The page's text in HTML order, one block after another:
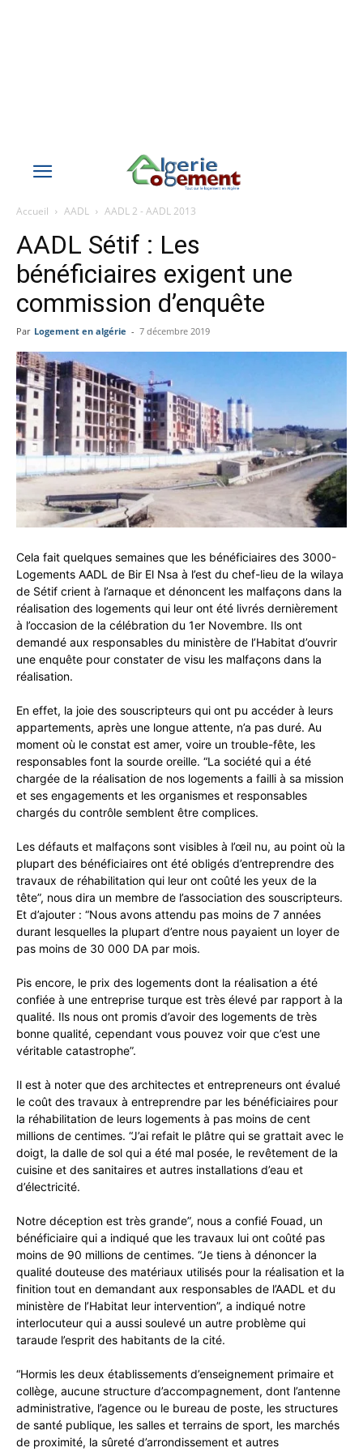
Accueil AADL AADL 2 - AADL 2013
AADL Sétif : Les
bénéficiaires exigent une
commission d’enquête
Par Logement en algérie - 7 décembre 2019
Cela fait quelques semaines que les bénéficiaires des 3000-
Logements AADL de Bir El Nsa à l’est du chef-lieu de la wilaya
de Sétif crient à l’arnaque et dénoncent les malfaçons dans la
réalisation des logements qui leur ont été livrés dernièrement
à l’occasion de la célébration du 1er Novembre. Ils ont
demandé aux responsables du ministère de l’Habitat d’ouvrir
une enquête pour constater de visu les malfaçons dans la
réalisation.
En effet, la joie des souscripteurs qui ont pu accéder à leurs
appartements, après une longue attente, n’a pas duré. Au
moment où le constat est amer, voire un trouble-fête, les
responsables font la sourde oreille. “La société qui a été
chargée de la réalisation de nos logements a failli à sa mission
et ses engagements et les organismes et responsables
chargés du contrôle semblent être complices.
Les défauts et malfaçons sont visibles à l’œil nu, au point où la
plupart des bénéficiaires ont été obligés d’entreprendre des
travaux de réhabilitation qui leur ont coûté les yeux de la
tête”, nous dira un membre de l’association des souscripteurs.
Et d’ajouter : “Nous avons attendu pas moins de 7 années
durant lesquelles la plupart d’entre nous payaient un loyer de
pas moins de 30 000 DA par mois.
Pis encore, le prix des logements dont la réalisation a été
confiée à une entreprise turque est très élevé par rapport à la
qualité. Ils nous ont promis d’avoir des logements de très
bonne qualité, cependant vous pouvez voir que c’est une
véritable catastrophe”.
Il est à noter que des architectes et entrepreneurs ont évalué
le coût des travaux à entreprendre par les bénéficiaires pour
la réhabilitation de leurs logements à pas moins de cent
millions de centimes. “J’ai refait le plâtre qui se grattait avec le
doigt, la dalle de sol qui a été mal posée, le revêtement de la
cuisine et des sanitaires et autres installations d’eau et
d’électricité.
Notre déception est très grande”, nous a confié Fouad, un
bénéficiaire qui a indiqué que les travaux lui ont coûté pas
moins de 90 millions de centimes. “Je tiens à dénoncer la
qualité douteuse des matériaux utilisés pour la réalisation et la
finition tout en demandant aux responsables de l’AADL et du
ministère de l’Habitat leur intervention”, a indiqué notre
interlocuteur qui a aussi soulevé un autre problème qui
taraude l’esprit des habitants de la cité.
“Hormis les deux établissements d’enseignement primaire et
collège, aucune structure d’accompagnement, dont l’antenne
administrative, l’agence ou le bureau de poste, les structures
de santé publique, les salles et terrains de sport, les marchés
de proximité, la sûreté d’arrondissement et autres